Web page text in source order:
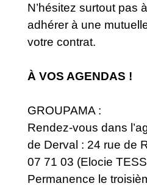
N’hésitez surtout pas
adhérer à une
votre contrat.
À VOS AGENDAS !
GROUPAMA :
Rendez-vous dans
de Derval : 24 rue de
07 71 03 (Elocie
Permanence le